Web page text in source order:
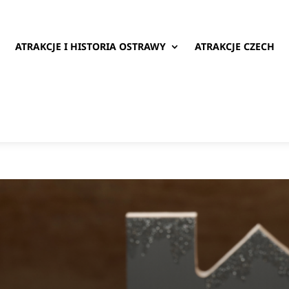
ATRAKCJE I HISTORIA OSTRAWY ATRAKCJE CZECH